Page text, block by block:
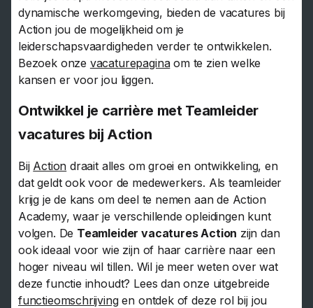
dynamische werkomgeving, bieden de vacatures bij
Action jou de mogelijkheid om je
leiderschapsvaardigheden verder te ontwikkelen.
Bezoek onze vacaturepaginaom te zien welke
kansen er voor jou liggen.
Ontwikkel je carrière met Teamleider
vacatures bij Action
Bij Action draait alles om groei en ontwikkeling, en
dat geldt ook voor de medewerkers. Als teamleider
krijg je de kans om deel te nemen aan de Action
Academy, waar je verschillende opleidingen kunt
volgen. De Teamleider vacatures Action zijn dan
ook ideaal voor wie zijn of haar carrière naar een
hoger niveau wil tillen. Wil je meer weten over wat
deze functie inhoudt? Lees dan onze uitgebreide
functieomschrijvingen ontdek of deze rol bij jou